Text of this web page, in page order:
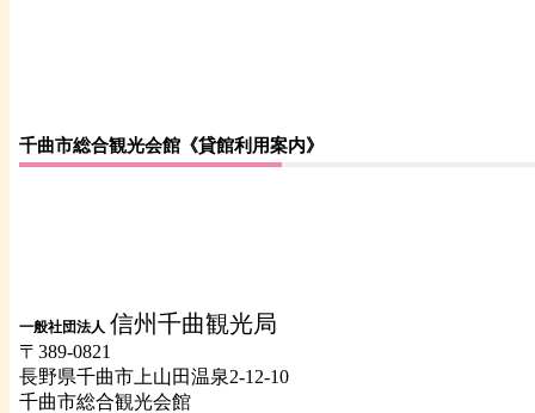
千曲市総合観光会館《貸館利用案内》
一般社団法人 信州千曲観光局
〒389-0821
長野県千曲市上山田温泉2-12-10
千曲市総合観光会館